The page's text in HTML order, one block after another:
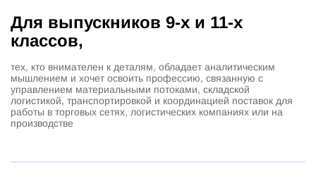
Для выпускников 9-х и 11-х
классов,
тех, кто внимателен к деталям, обладает аналитическим
мышлением и хочет освоить профессию, связанную с
управлением материальными потоками, складской
логистикой, транспортировкой и координацией поставок для
работы в торговых сетях, логистических компаниях или на
производстве